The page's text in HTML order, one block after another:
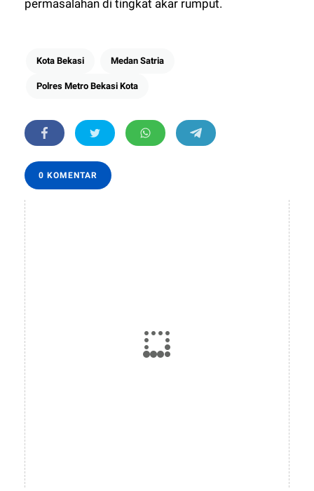
permasalahan di tingkat akar rumput.
Kota Bekasi Medan Satria
Polres Metro Bekasi Kota
0 KOMENTAR